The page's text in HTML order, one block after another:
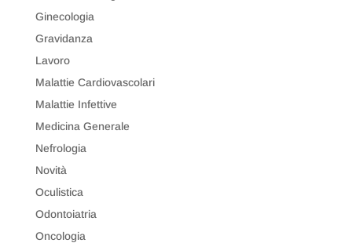
Ginecologia
Gravidanza
Lavoro
Malattie Cardiovascolari
Malattie Infettive
Medicina Generale
Nefrologia
Novità
Oculistica
Odontoiatria
Oncologia